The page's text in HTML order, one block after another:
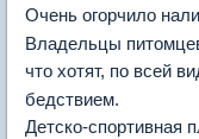
Очень огорчило
Владельцы
что хотят, по всей
бедствием.
Детско-спортивная